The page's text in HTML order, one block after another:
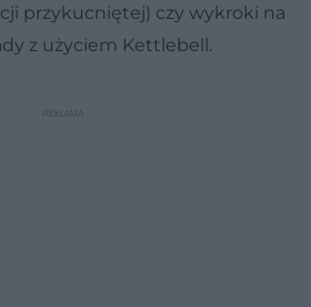
przykucniętej) czy wykroki na
z użyciem Kettlebell.